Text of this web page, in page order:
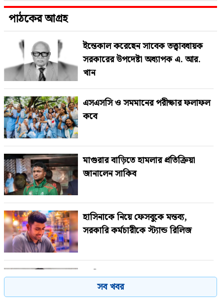
পাঠকের আগ্রহ
ইন্তেকাল করেছেন সাবেক তত্ত্বাবধায়ক
সরকারের উপদেষ্টা অধ্যাপক এ. আর.
খান
এসএসসি ও সমমানের পরীক্ষার ফলাফল
কবে
মাগুরার বাড়িতে হামলার প্রতিক্রিয়া
জানালেন সাকিব
হাসিনাকে নিয়ে ফেসবুকে মন্তব্য,
সরকারি কর্মচারীকে স্ট্যান্ড রিলিজ
‘হাসিনার প্রেস কনফারেন্স ভারতের
ষড়যন্ত্রের অংশ’
সব খবর